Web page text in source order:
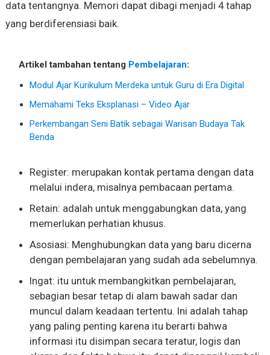
data tentangnya. Memori dapat dibagi menjadi 4 tahap
yang berdiferensiasi baik.
Artikel tambahan tentang Pembelajaran:
Modul Ajar Kurikulum Merdeka untuk Guru di Era Digital
Memahami Teks Eksplanasi – Video Ajar
Perkembangan Seni Batik sebagai Warisan Budaya Tak
Benda
Register: merupakan kontak pertama dengan data
melalui indera, misalnya pembacaan pertama.
Retain: adalah untuk menggabungkan data, yang
memerlukan perhatian khusus.
Asosiasi: Menghubungkan data yang baru dicerna
dengan pembelajaran yang sudah ada sebelumnya.
Ingat: itu untuk membangkitkan pembelajaran,
sebagian besar tetap di alam bawah sadar dan
muncul dalam keadaan tertentu. Ini adalah tahap
yang paling penting karena itu berarti bahwa
informasi itu disimpan secara teratur, logis dan